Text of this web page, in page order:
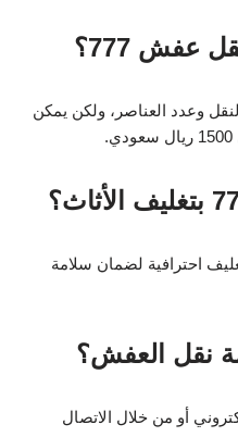
عفش 777؟
وعدد العناصر، ولكن يمكن
777 خدمات تغليف احترافية لضمان سلامة
نقل العفش؟
أو من خلال الاتصال